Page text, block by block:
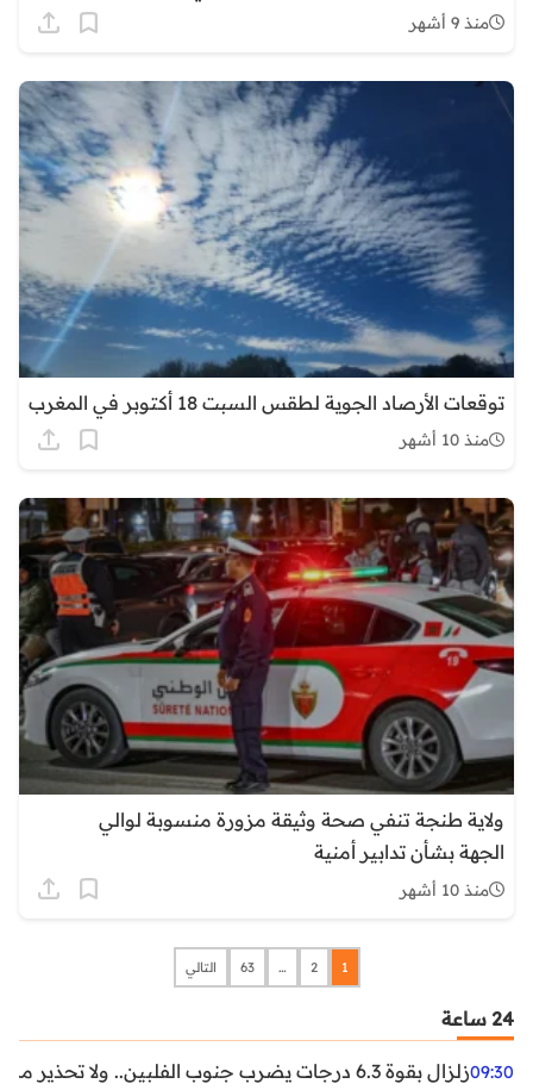
منذ 9 أشهر
توقعات الأرصاد الجوية لطقس السبت 18 أكتوبر في المغرب
منذ 10 أشهر
ولاية طنجة تنفي صحة وثيقة مزورة منسوبة لوالي
الجهة بشأن تدابير أمنية
منذ 10 أشهر
1
2
…
63 التالي
24 ساعة
09:30زلزال بقوة 6.3 درجات يضرب جنوب الفلبين.. ولا تحذير من تسونامي حتى الآن